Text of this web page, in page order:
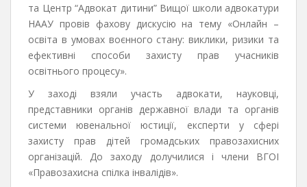
та Центр “Адвокат дитини” Вищої школи адвокатури
НААУ провів фахову дискусію на тему «Онлайн –
освіта в умовах воєнного стану: виклики, ризики та
ефективні способи захисту прав учасників
освітнього процесу».
У заході взяли участь адвокати, науковці,
представники органів державної влади та органів
системи ювенальної юстиції, експерти у сфері
захисту прав дітей громадських правозахисних
організацій. До заходу долучилися і члени ВГОІ
«Правозахисна спілка інвалідів».